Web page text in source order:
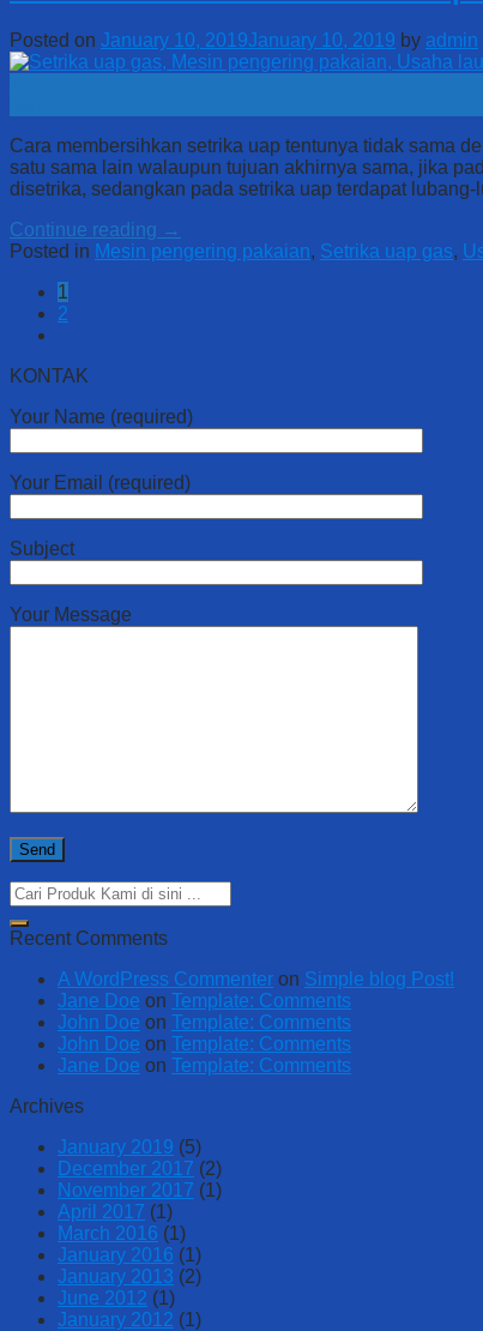
Posted on January 10, 2019January 10, 2019 by admin
Cara membersihkan setrika uap tentunya tidak sama
satu sama lain walaupun tujuan akhirnya sama, jika
disetrika, sedangkan pada setrika uap terdapat
Continue reading →
Posted in Mesin pengering pakaian, Setrika uap gas,
1
2
KONTAK
Your Name (required)
Your Email (required)
Subject
Your Message
Recent Comments
A WordPress Commenter on Simple blog Post!
Jane Doe on Template: Comments
John Doe on Template: Comments
John Doe on Template: Comments
Jane Doe on Template: Comments
Archives
January 2019 (5)
December 2017 (2)
November 2017 (1)
April 2017 (1)
March 2016 (1)
January 2016 (1)
January 2013 (2)
June 2012 (1)
January 2012 (1)